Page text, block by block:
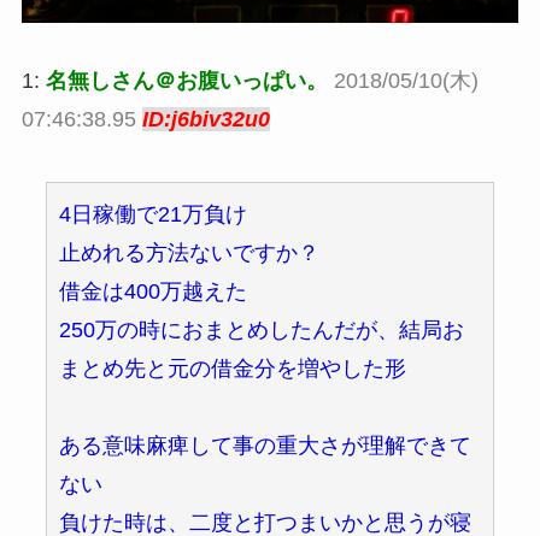
1: 名無しさん＠お腹いっぱい。
2018/05/10(木)
07:46:38.95 ID:j6biv32u0
4日稼働で21万負け
止めれる方法ないですか？
借金は400万越えた
250万の時におまとめしたんだが、結局お
まとめ先と元の借金分を増やした形
ある意味麻痺して事の重大さが理解できて
ない
負けた時は、二度と打つまいかと思うが寝